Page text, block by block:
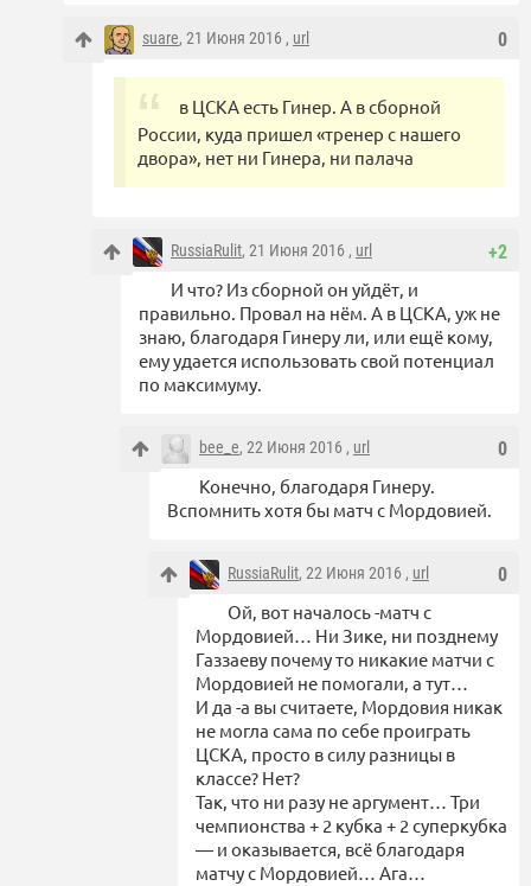
0
suare, 21 Июня 2016 , url
в ЦСКА есть Гинер. А в сборной
России, куда пришел «тренер с нашего
двора», нет ни Гинера, ни палача
+2
RussiaRulit, 21 Июня 2016 , url
И что? Из сборной он уйдёт, и
правильно. Провал на нём. А в ЦСКА, уж не
знаю, благодаря Гинеру ли, или ещё кому,
ему удается использовать свой потенциал
по максимуму.
0
bee_e, 22 Июня 2016 , url
Конечно, благодаря Гинеру.
Вспомнить хотя бы матч с Мордовией.
0
RussiaRulit, 22 Июня 2016 , url
Ой, вот началось -матч с
Мордовией… Ни Зике, ни позднему
Газзаеву почему то никакие матчи с
Мордовией не помогали, а тут…
И да -а вы считаете, Мордовия никак
не могла сама по себе проиграть
ЦСКА, просто в силу разницы в
классе? Нет?
Так, что ни разу не аргумент… Три
чемпионства + 2 кубка + 2 суперкубка
— и оказывается, всё благодаря
матчу с Мордовией… Ага…